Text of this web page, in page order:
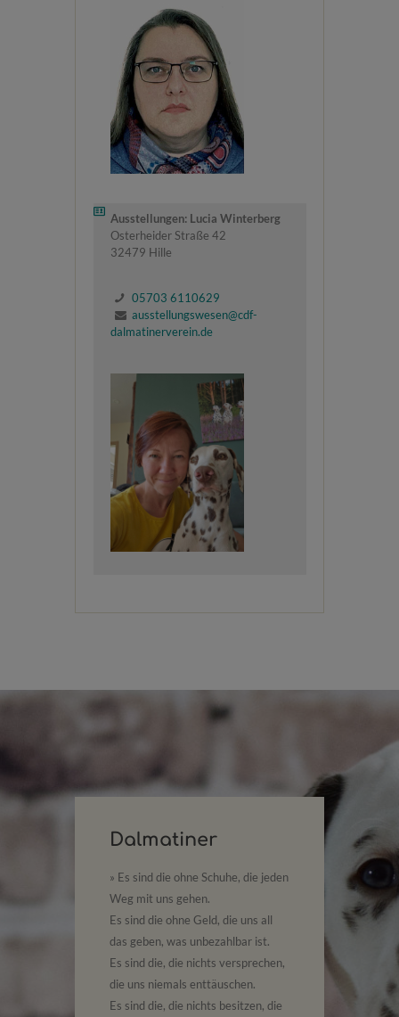
Ausstellungen: Lucia Winterberg
Osterheider Straße 42
32479 Hille
05703 6110629
ausstellungswesen@cdf-
dalmatinerverein.de
Dalmatiner
» Es sind die ohne Schuhe, die jeden
Weg mit uns gehen.
Es sind die ohne Geld, die uns all
das geben, was unbezahlbar ist.
Es sind die, die nichts versprechen,
die uns niemals enttäuschen.
Es sind die, die nichts besitzen, die
»